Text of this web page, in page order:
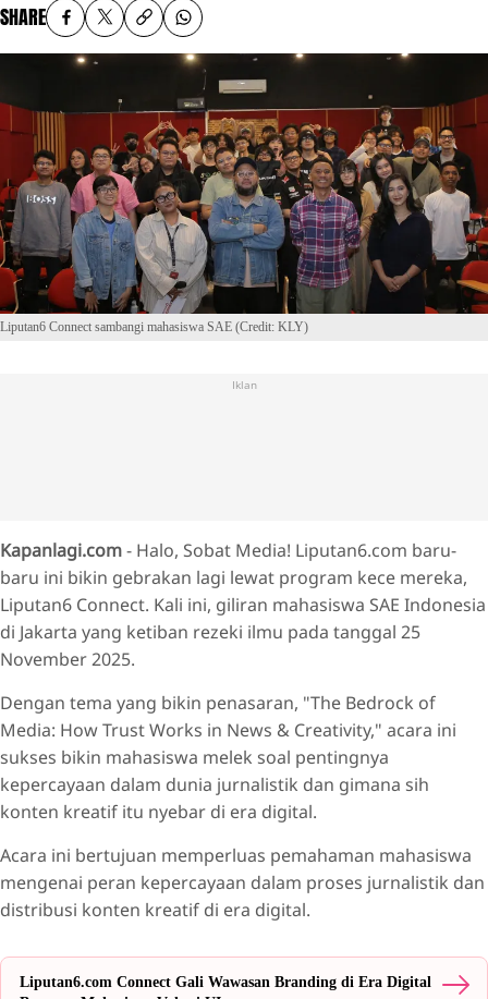
SHARE
Liputan6 Connect sambangi mahasiswa SAE (Credit: KLY)
Iklan
Kapanlagi.com- Halo, Sobat Media! Liputan6.com baru-
baru ini bikin gebrakan lagi lewat program kece mereka,
Liputan6 Connect. Kali ini, giliran mahasiswa SAE Indonesia
di Jakarta yang ketiban rezeki ilmu pada tanggal 25
November 2025.
Dengan tema yang bikin penasaran, "The Bedrock of
Media: How Trust Works in News & Creativity," acara ini
sukses bikin mahasiswa melek soal pentingnya
kepercayaan dalam dunia jurnalistik dan gimana sih
konten kreatif itu nyebar di era digital.
Acara ini bertujuan memperluas pemahaman mahasiswa
mengenai peran kepercayaan dalam proses jurnalistik dan
distribusi konten kreatif di era digital.
Liputan6.com Connect Gali Wawasan Branding di Era Digital